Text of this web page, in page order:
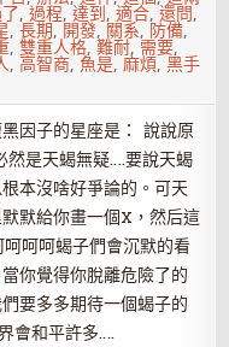
,過程,達到,適合,還問,
,長期, 開發, 關系, 防備,
,雙重人格,難耐, 需要,
,高智商, 魚是,麻煩,黑手
因子的星座是： 說說原
然是天蝎無疑….要說天蝎
本沒啥好爭論的。可天
默給你畫一個X，然后這
呵呵蝎子們會沉默的看
你覺得你脫離危險了的
要多多期待一個蝎子的
會和平許多….